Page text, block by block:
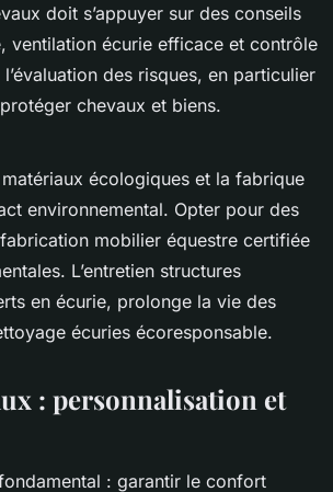
doit s’appuyer sur des conseils
ventilation écurie efficace et contrôle
des risques, en particulier
chevaux et biens.
écologiques et la fabrique
environnemental. Opter pour des
mobilier équestre certifiée
L’entretien structures
en écurie, prolonge la vie des
écuries écoresponsable.
: personnalisation et
: garantir le confort